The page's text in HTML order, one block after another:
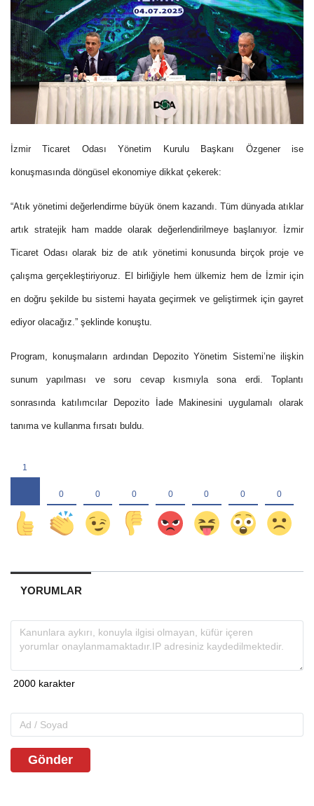
İzmir Ticaret Odası Yönetim Kurulu Başkanı Özgener ise
konuşmasında döngüsel ekonomiye dikkat çekerek:
“Atık yönetimi değerlendirme büyük önem kazandı. Tüm dünyada atıklar
artık stratejik ham madde olarak değerlendirilmeye başlanıyor. İzmir
Ticaret Odası olarak biz de atık yönetimi konusunda birçok proje ve
çalışma gerçekleştiriyoruz. El birliğiyle hem ülkemiz hem de İzmir için
en doğru şekilde bu sistemi hayata geçirmek ve geliştirmek için gayret
ediyor olacağız.” şeklinde konuştu.
Program, konuşmaların ardından Depozito Yönetim Sistemi’ne ilişkin
sunum yapılması ve soru cevap kısmıyla sona erdi. Toplantı
sonrasında katılımcılar Depozito İade Makinesini uygulamalı olarak
tanıma ve kullanma fırsatı buldu.
YORUMLAR
Gönder